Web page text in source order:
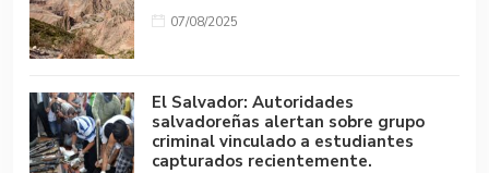
07/08/2025
El Salvador: Autoridades
salvadoreñas alertan sobre grupo
criminal vinculado a estudiantes
capturados recientemente.